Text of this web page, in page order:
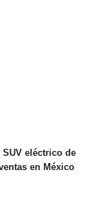
SUV eléctrico de
en México